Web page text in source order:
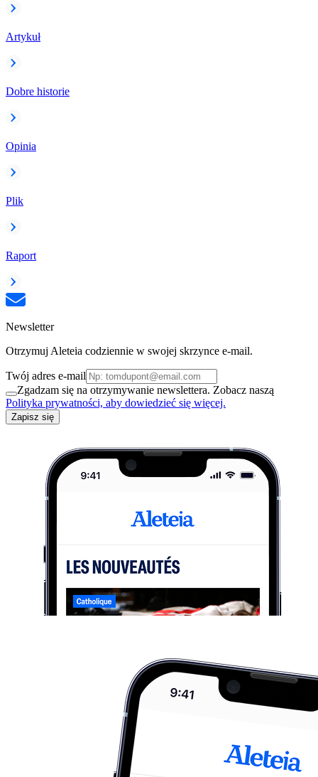
Artykuł
Dobre historie
Opinia
Plik
Raport
Newsletter
Otrzymuj Aleteia codziennie w swojej skrzynce e-mail.
Twój adres e-mail
Zgadzam się na otrzymywanie newslettera. Zobacz naszą
Polityka prywatności, aby dowiedzieć się więcej.
Zapisz się